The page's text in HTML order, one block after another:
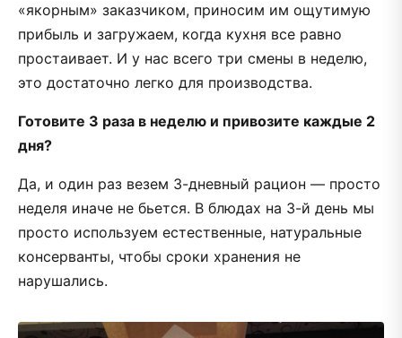
«якорным» заказчиком, приносим им ощутимую
прибыль и загружаем, когда кухня все равно
простаивает. И у нас всего три смены в неделю,
это достаточно легко для производства.
Готовите 3 раза в неделю и привозите каждые 2
дня?
Да, и один раз везем 3-дневный рацион — просто
неделя иначе не бьется. В блюдах на 3-й день мы
просто используем естественные, натуральные
консерванты, чтобы сроки хранения не
нарушались.